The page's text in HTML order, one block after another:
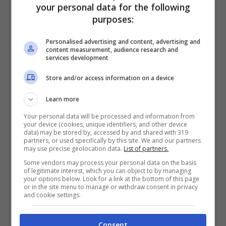
Foto via social
L’orario sarà sempre lo stesso, dalle 15.55 circa
alle 16.35, subito dopo
Oggi è un altro giorno
your personal data for the following
purposes:
Personalised advertising and content, advertising and
content measurement, audience research and
services development
Store and/or access information on a device
Learn more
Your personal data will be processed and information from
your device (cookies, unique identifiers, and other device
data) may be stored by, accessed by and shared with 319
partners, or used specifically by this site. We and our partners
may use precise geolocation data. List of partners.
Some vendors may process your personal data on the basis
of legitimate interest, which you can object to by managing
your options below. Look for a link at the bottom of this page
or in the site menu to manage or withdraw consent in privacy
and cookie settings.